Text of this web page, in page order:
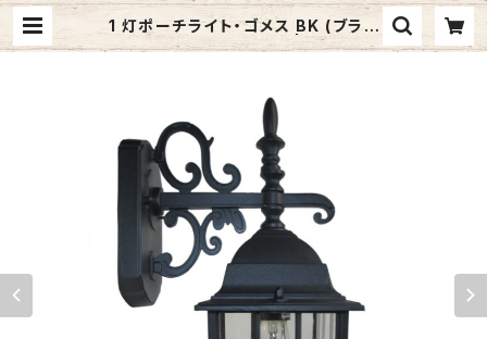
1 灯ポーチライト・ゴメス BK (ブラッ
ク) #IM-0035WD-BK | ジャメック
ネット通販サイト